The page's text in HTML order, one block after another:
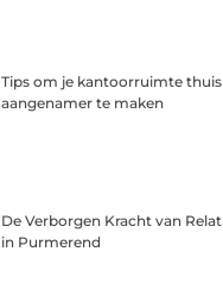
Tips om je kantoorruimte thuis
aangenamer te maken
De Verborgen Kracht van
in Purmerend